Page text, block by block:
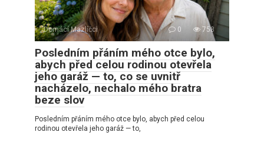
Domácí Mazlíčci 0 758
Posledním přáním mého otce bylo,
abych před celou rodinou otevřela
jeho garáž — to, co se uvnitř
nacházelo, nechalo mého bratra
beze slov
Posledním přáním mého otce bylo, abych před celou
rodinou otevřela jeho garáž — to,